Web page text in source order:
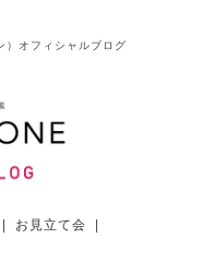
オフィシャルブログ
お見立て会